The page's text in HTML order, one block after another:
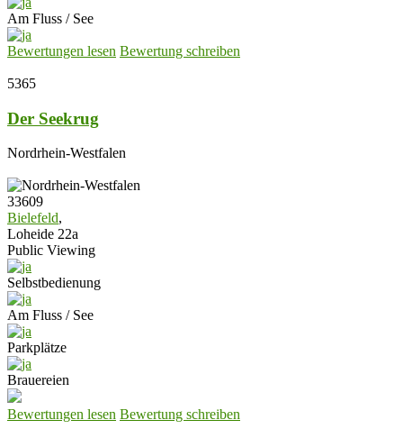
Am Fluss / See
Bewertungen lesen Bewertung schreiben
5365
Der Seekrug
Nordrhein-Westfalen
33609
Bielefeld,
Loheide 22a
Public Viewing
Selbstbedienung
Am Fluss / See
Parkplätze
Brauereien
Bewertungen lesen Bewertung schreiben